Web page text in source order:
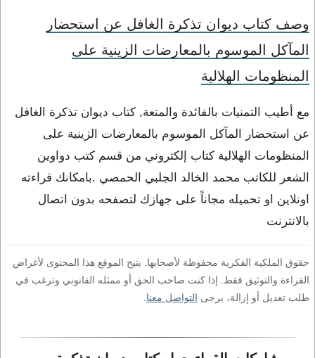
وصف كتاب ديوان تذكرة الغافل عن استحضار
المآكل الموسوم بالمعارضات الزينية على
المنظومات الهلالية
مع أطيب التمنيات بالفائدة والمتعة, كتاب ديوان تذكرة الغافل
عن استحضار المآكل الموسوم بالمعارضات الزينية على
المنظومات الهلالية كتاب إلكتروني من قسم كتب دواوين
الشعر للكاتب محمد الخالد الجلبي الحمصي .بامكانك قراءته
اونلاين او تحميله مجاناً على جهازك لتصفحه بدون اتصال
بالانترنت
حقوق الملكية الفكرية محفوظة لأصحابها. يتيح الموقع هذا المحتوى لأغراض
القراءة والتوثيق فقط. إذا كنت صاحب الحق أو ممثله القانوني وترغب في
طلب تعديل أو إزالة، يرجى التواصل معنا